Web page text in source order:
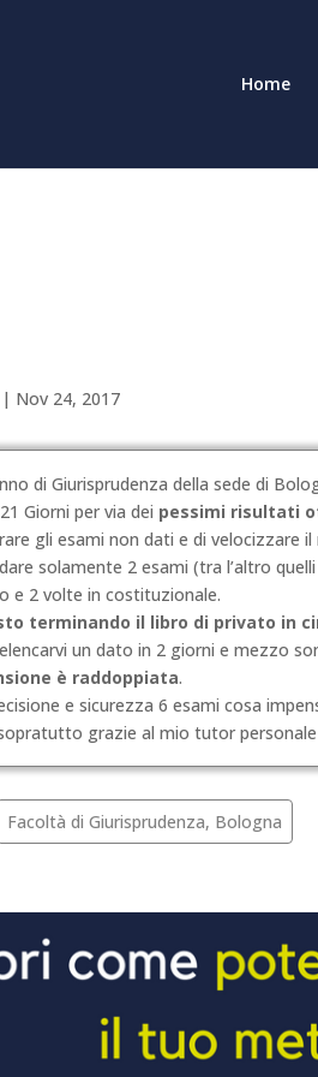
Home
| Nov 24, 2017
di Giurisprudenza della sede di
Giorni per via dei pessimi risultati
gli esami non dati e di velocizzare
solamente 2 esami (tra l’altro
e 2 volte in costituzionale.
terminando il libro di privato in
un dato in 2 giorni e mezzo
è raddoppiata.
e sicurezza 6 esami cosa
grazie al mio tutor personale
Facoltà di Giurisprudenza, Bologna